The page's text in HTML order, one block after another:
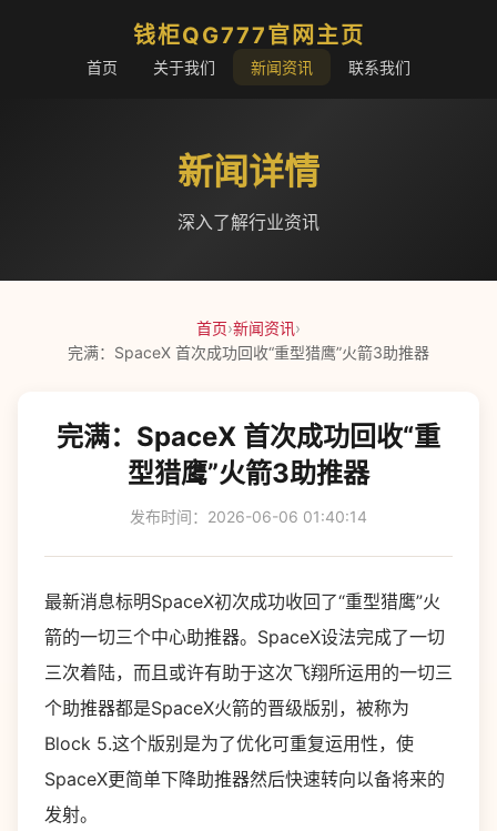
钱柜QG777官网主页
首页 关于我们 新闻资讯 联系我们
新闻详情
深入了解行业资讯
首页›新闻资讯›
完满：SpaceX 首次成功回收“重型猎鹰”火箭3助推器
完满：SpaceX 首次成功回收“重
型猎鹰”火箭3助推器
发布时间：2026-06-06 01:40:14
最新消息标明SpaceX初次成功收回了“重型猎鹰”火
箭的一切三个中心助推器。SpaceX设法完成了一切
三次着陆，而且或许有助于这次飞翔所运用的一切三
个助推器都是SpaceX火箭的晋级版别，被称为
Block 5.这个版别是为了优化可重复运用性，使
SpaceX更简单下降助推器然后快速转向以备将来的
发射。